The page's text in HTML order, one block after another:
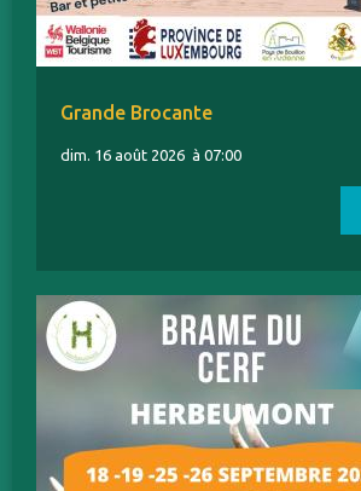
Grande Brocante
dim. 16 août 2026 à 07:00